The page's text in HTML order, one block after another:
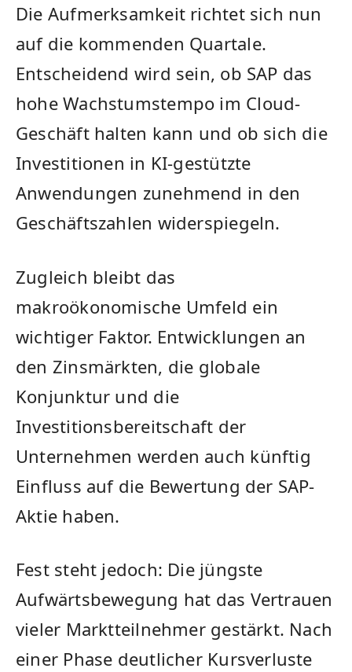
Die Aufmerksamkeit richtet sich nun
auf die kommenden Quartale.
Entscheidend wird sein, ob SAP das
hohe Wachstumstempo im Cloud-
Geschäft halten kann und ob sich die
Investitionen in KI-gestützte
Anwendungen zunehmend in den
Geschäftszahlen widerspiegeln.
Zugleich bleibt das
makroökonomische Umfeld ein
wichtiger Faktor. Entwicklungen an
den Zinsmärkten, die globale
Konjunktur und die
Investitionsbereitschaft der
Unternehmen werden auch künftig
Einfluss auf die Bewertung der SAP-
Aktie haben.
Fest steht jedoch: Die jüngste
Aufwärtsbewegung hat das Vertrauen
vieler Marktteilnehmer gestärkt. Nach
einer Phase deutlicher Kursverluste